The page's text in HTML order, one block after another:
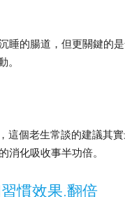
睡的腸道，但更關鍵的
這個老生常談的建議其
消化吸收事半功倍。
慣效果.翻倍